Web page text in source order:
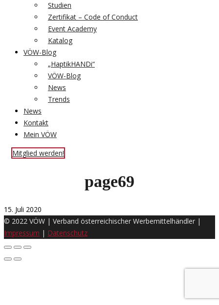
Studien
Zertifikat – Code of Conduct
Event Academy
Katalog
VÖW-Blog
„HaptikHANDi“
VÖW-Blog
News
Trends
News
Kontakt
Mein VÖW
Mitglied werden!
page69
15. Juli 2020
© 2022 VÖW | Verband österreichischer Werbemittelhändler |
Impressum | Datenschutz